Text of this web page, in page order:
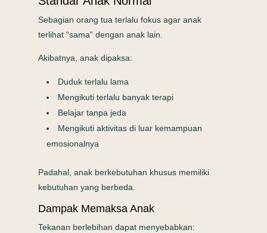
Sebagian orang tua terlalu fokus agar anak
terlihat “sama” dengan anak lain.
Akibatnya, anak dipaksa:
Duduk terlalu lama
Mengikuti terlalu banyak terapi
Belajar tanpa jeda
Mengikuti aktivitas di luar kemampuan
emosionalnya
Padahal, anak berkebutuhan khusus memiliki
kebutuhan yang berbeda.
Dampak Memaksa Anak
Tekanan berlebihan dapat menyebabkan: